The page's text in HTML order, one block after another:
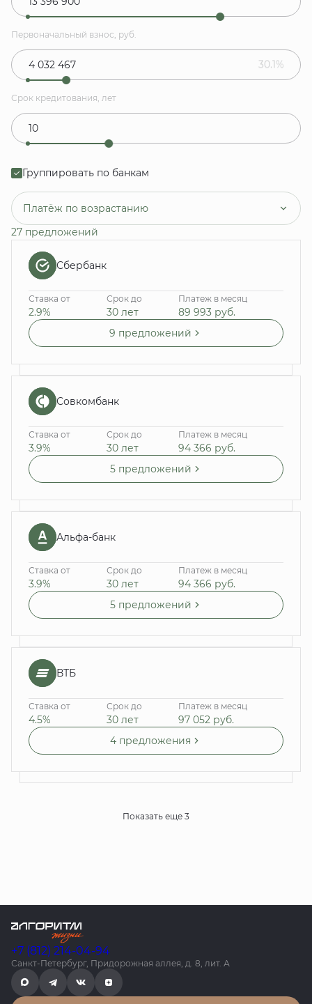
Первоначальный взнос, руб.
30.1%
Срок кредитования, лет
Группировать по банкам
Платёж по возрастанию
27 предложений
Сбербанк
Ставка от
2.9%
Срок до
30 лет
Платеж в месяц
89 993 руб.
9 предложений
Совкомбанк
Ставка от
3.9%
Срок до
30 лет
Платеж в месяц
94 366 руб.
5 предложений
Альфа-банк
Ставка от
3.9%
Срок до
30 лет
Платеж в месяц
94 366 руб.
5 предложений
ВТБ
Ставка от
4.5%
Срок до
30 лет
Платеж в месяц
97 052 руб.
4 предложения
Показать еще 3
+7 (812) 214-04-94
Санкт-Петербург, Придорожная аллея, д. 8, лит. А